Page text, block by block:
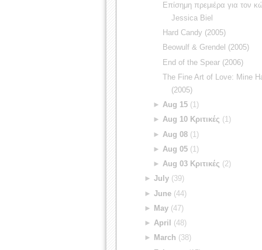
Επίσημη πρεμιέρα για τον
Jessica Biel
Hard Candy (2005)
Beowulf & Grendel (2005)
End of the Spear (2006)
The Fine Art of Love: Mine
(2005)
►Aug 15 (1)
►Aug 10 Κριτικές (1)
► Aug 08 (1)
► Aug 05 (1)
►Aug 03 Κριτικές (2)
► July(39)
► June(44)
►
May(47)
► April
(48)
►
March (38)